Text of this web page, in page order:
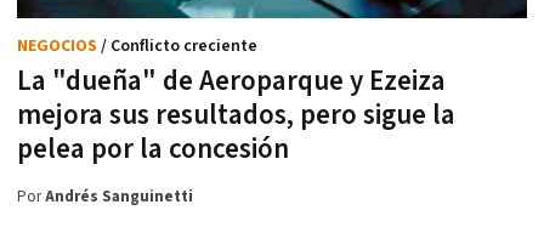
La "dueña" de Aeroparque y Ezeiza
mejora sus resultados, pero sigue la
pelea por la concesión
NEGOCIOS / Conflicto creciente
PorAndrés Sanguinetti